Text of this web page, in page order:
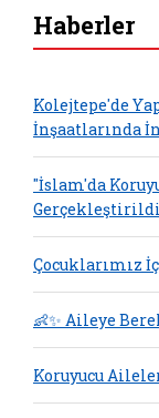
Haberler
Kolejtepe'de
İnşaatlarında
"İslam'da
Gerçekleştirildi
Çocuklarımız
👶✨ Aileye
Koruyucu